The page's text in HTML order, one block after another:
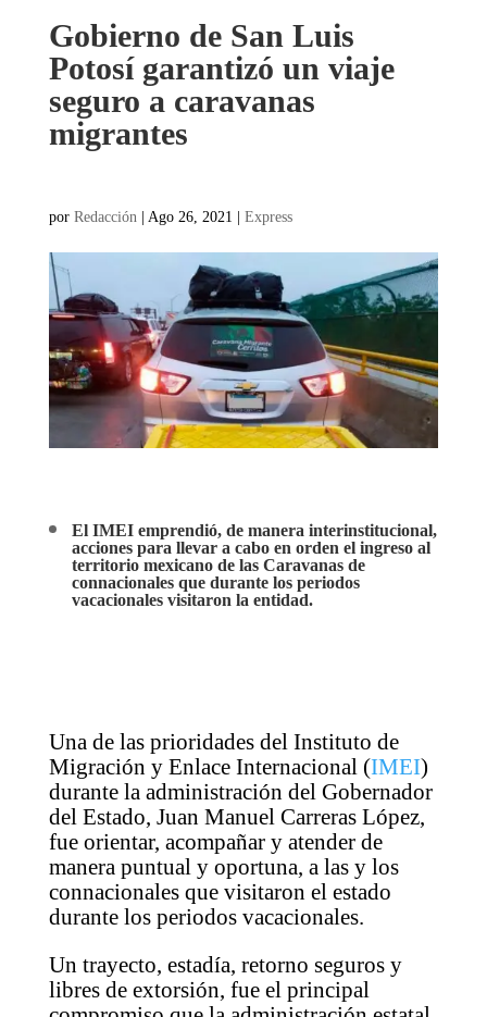
Gobierno de San Luis
Potosí garantizó un viaje
seguro a caravanas
migrantes
por Redacción | Ago 26, 2021 | Express
El IMEI emprendió, de manera interinstitucional,
acciones para llevar a cabo en orden el ingreso al
territorio mexicano de las Caravanas de
connacionales que durante los periodos
vacacionales visitaron la entidad.
Una de las prioridades del Instituto de
Migración y Enlace Internacional (IMEI)
durante la administración del Gobernador
del Estado, Juan Manuel Carreras López,
fue orientar, acompañar y atender de
manera puntual y oportuna, a las y los
connacionales que visitaron el estado
durante los periodos vacacionales.
Un trayecto, estadía, retorno seguros y
libres de extorsión, fue el principal